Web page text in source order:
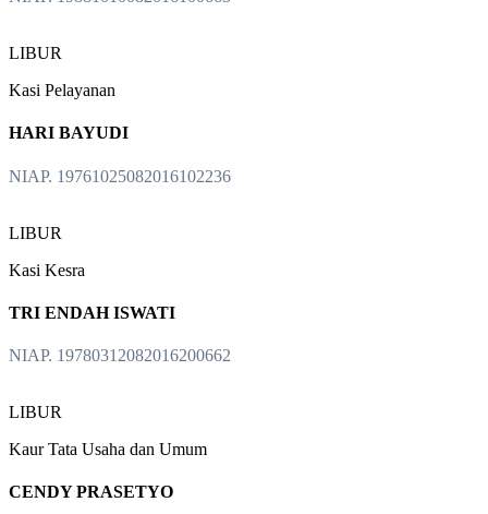
LIBUR
Kasi Pelayanan
HARI BAYUDI
NIAP. 19761025082016102236
LIBUR
Kasi Kesra
TRI ENDAH ISWATI
NIAP. 19780312082016200662
LIBUR
Kaur Tata Usaha dan Umum
CENDY PRASETYO